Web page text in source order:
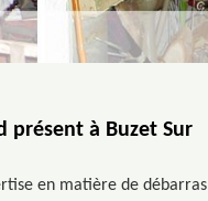
présent à Buzet Sur
en matière de débarras